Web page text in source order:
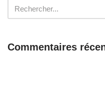
Commentaires